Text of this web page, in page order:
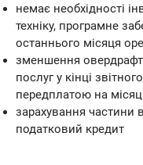
немає необхідності
техніку, програмне
останнього місяця
зменшення
послуг у кінці
передплатою на
зарахування частини
податковий кредит